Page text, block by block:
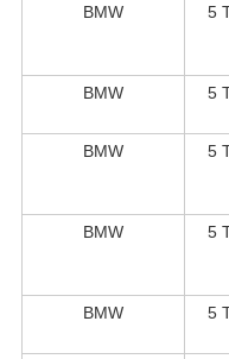
BMW
5
BMW
5
BMW
5
BMW
5
BMW
5